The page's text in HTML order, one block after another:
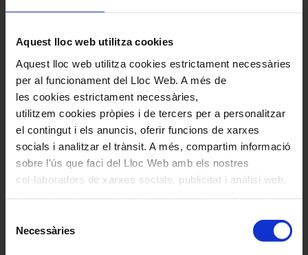
Aquest lloc web utilitza cookies
Aquest lloc web utilitza cookies estrictament necessàries
per al funcionament del Lloc Web. A més de
les cookies estrictament necessàries,
utilitzem cookies pròpies i de tercers per a personalitzar
el contingut i els anuncis, oferir funcions de xarxes
socials i analitzar el trànsit. A més, compartim informació
sobre l'ús que faci del Lloc Web amb els nostres
col·laboradors de xarxes socials, publicitat i anàlisi web,
de l'ús que hagi fet dels seus serveis. En el quadre
inferior pot “Permetre totes les cookies” o seleccionar el
Necessàries
2. Correspondència i
dedicatòries
Fruit de la seva vinculació amb l’entitat ens
queda testimoni de la correspondència que va
mantenir també amb Lluís Millet i Pagès i
també al seu fill LLuís M. Millet. Destaquem-ne
una llarga dedicatòria en forma d’anècdota
dedicada al director de l'Orfeó, que es troba al